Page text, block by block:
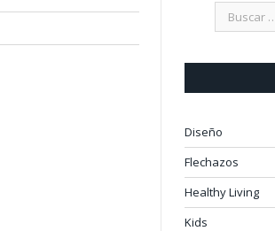
Diseño
Flechazos
Healthy Living
Kids